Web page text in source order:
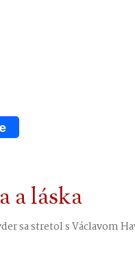
a láska
sa stretol s Václavom